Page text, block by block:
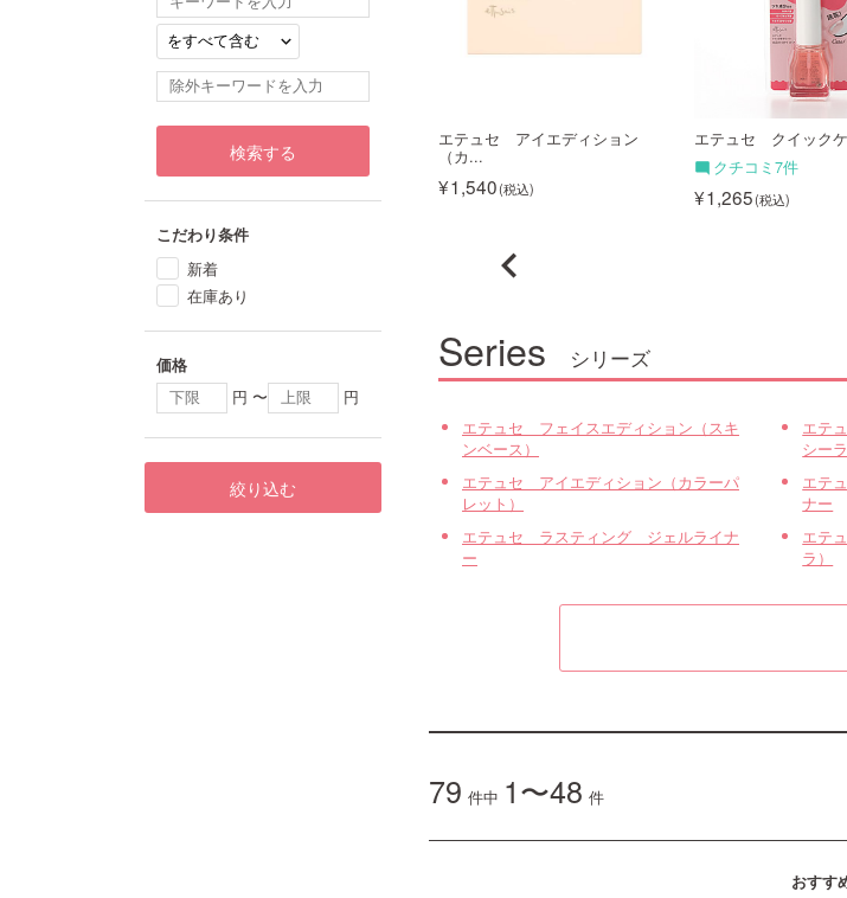
エテュセ アイエディション
（カ...
1,540
エテュセ クイック
クチコミ7件
1,265
Series シリーズ
エテュセ フェイスエディション（スキ
ンベース）
エテ
シーラ
エテュセ アイエディション（カラーパ
レット）
エテ
ナー
エテュセ ラスティング ジェルライナ
ー
エテ
ラ）
79 件中 1〜48 件
おすす
検索する
こだわり条件
新着
在庫あり
価格
円 〜 円
絞り込む